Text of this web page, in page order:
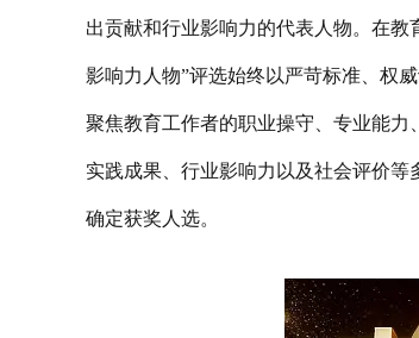
出贡献和行业影响力的代表人物。在
影响力人物”评选始终以严苛标准、权
聚焦教育工作者的职业操守、专业能
实践成果、行业影响力以及社会评价等
确定获奖人选。